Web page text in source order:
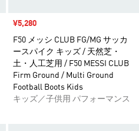
セール価格
¥5,280
F50 メッシ CLUB FG/MG サッカ
ースパイク キッズ / 天然芝・
土・人工芝用 / F50 MESSI CLUB
Firm Ground / Multi Ground
Football Boots Kids
キッズ／子供用 パフォーマンス